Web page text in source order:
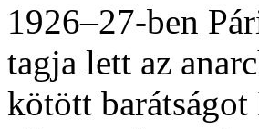
1926–27-ben
tagja lett az
kötött